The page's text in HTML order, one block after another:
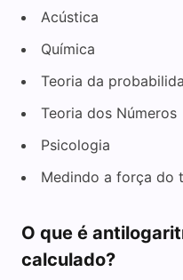
Acústica
Química
Teoria da
Teoria dos Números
Psicologia
Medindo a força do
O que é
calculado?